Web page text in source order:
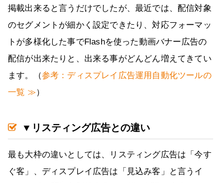
掲載出来ると言うだけでしたが、最近では、配信対象
のセグメントが細かく設定できたり、対応フォーマッ
トが多様化した事でFlashを使った動画バナー広告の
配信が出来たりと、出来る事がどんどん増えてきてい
ます。（参考：ディスプレイ広告運用自動化ツールの
一覧 ≫）
▼リスティング広告との違い
最も大枠の違いとしては、リスティング広告は「今す
ぐ客」、ディスプレイ広告は「見込み客」と言うイ